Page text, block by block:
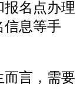
名点办理
信息等手
言，需要